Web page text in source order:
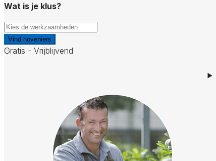
Wat is je klus?
Vind hoveniers
Gratis - Vrijblijvend